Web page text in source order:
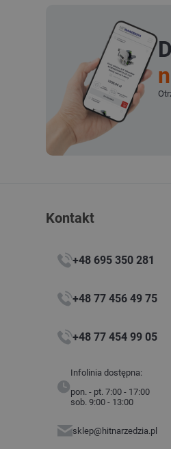
Kontakt
+48 695 350 281
+48 77 456 49 75
+48 77 454 99 05
Infolinia dostępna:
pon. - pt. 7:00 - 17:00
sob. 9:00 - 13:00
sklep@hitnarzedzia.pl